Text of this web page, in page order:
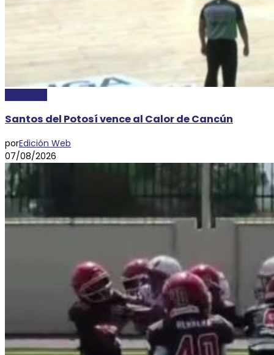
Santos del Potosí vence al Calor de Cancún
porEdición Web
07/08/2026